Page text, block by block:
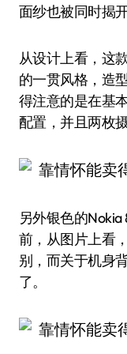
面纱也被同时揭开
从设计上看，这
的一贯风格，造
得注意的是在基
配置，并且两枚
另外银色的
前，从图片上看
别，而关于机身
了。